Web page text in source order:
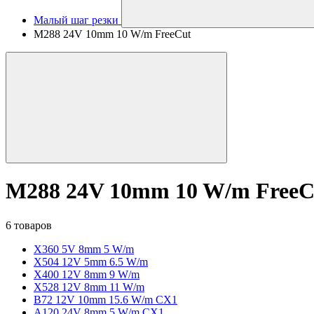
Малый шаг резки
M288 24V 10mm 10 W/m FreeCut
M288 24V 10mm 10 W/m
6 товаров
X360 5V 8mm 5 W/m
X504 12V 5mm 6.5 W/m
X400 12V 8mm 9 W/m
X528 12V 8mm 11 W/m
B72 12V 10mm 15.6 W/m CX1